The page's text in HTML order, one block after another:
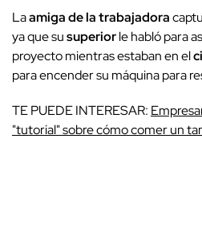
Laamiga de la trabajadora
ya que susuperiorle habló para
proyecto mientras estaban en el
para encender su máquina para
TE PUEDE INTERESAR:
"tutorial" sobre cómo comer un